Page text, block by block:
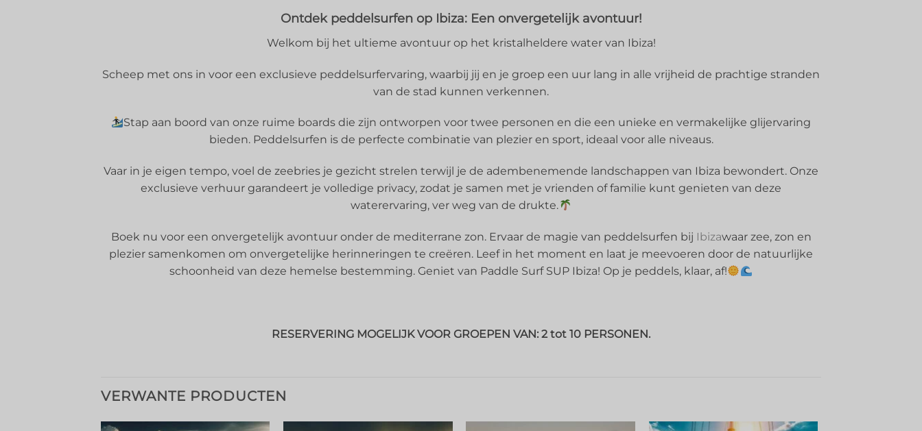
Ontdek peddelsurfen op Ibiza: Een onvergetelijk avontuur!
Welkom bij het ultieme avontuur op het kristalheldere water van Ibiza!
Scheep met ons in voor een exclusieve peddelsurfervaring, waarbij jij en je groep een uur lang in alle vrijheid de prachtige stranden
van de stad kunnen verkennen.
Stap aan boord van onze ruime boards die zijn ontworpen voor twee personen en die een unieke en vermakelijke glijervaring
bieden. Peddelsurfen is de perfecte combinatie van plezier en sport, ideaal voor alle niveaus.
Vaar in je eigen tempo, voel de zeebries je gezicht strelen terwijl je de adembenemende landschappen van Ibiza bewondert. Onze
exclusieve verhuur garandeert je volledige privacy, zodat je samen met je vrienden of familie kunt genieten van deze
waterervaring, ver weg van de drukte.
Boek nu voor een onvergetelijk avontuur onder de mediterrane zon. Ervaar de magie van peddelsurfen bij Ibizawaar zee, zon en
plezier samenkomen om onvergetelijke herinneringen te creëren. Leef in het moment en laat je meevoeren door de natuurlijke
schoonheid van deze hemelse bestemming. Geniet van Paddle Surf SUP Ibiza! Op je peddels, klaar, af!
RESERVERING MOGELIJK VOOR GROEPEN VAN: 2 tot 10 PERSONEN.
VERWANTE PRODUCTEN